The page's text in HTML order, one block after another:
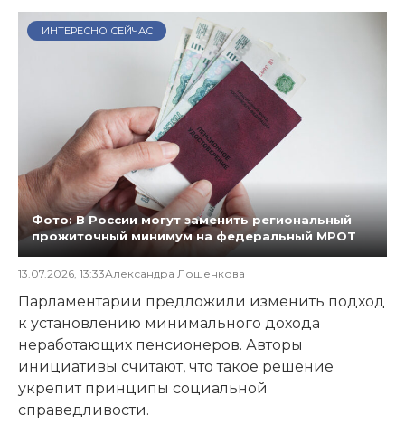
ИНТЕРЕСНО СЕЙЧАС
Фото: В России могут заменить региональный
прожиточный минимум на федеральный МРОТ
13.07.2026, 13:33Александра Лошенкова
Парламентарии предложили изменить подход
к установлению минимального дохода
неработающих пенсионеров. Авторы
инициативы считают, что такое решение
укрепит принципы социальной
справедливости.